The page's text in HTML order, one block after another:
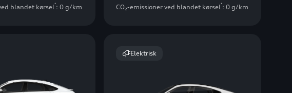
blandet kørsel*: 0 g/km
CO₂-emissioner ved blandet kørsel*: 0 g/km
Elektrisk